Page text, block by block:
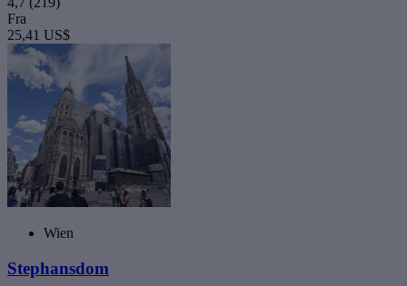
Fra
25,41 US$
Wien
Stephansdom